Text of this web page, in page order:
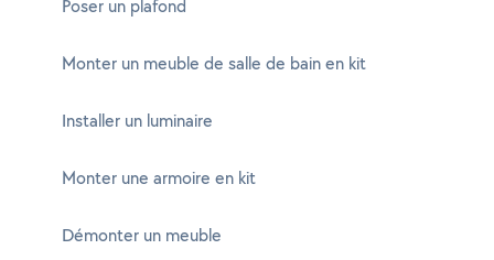
Poser un plafond
Monter un meuble de salle de bain en kit
Installer un luminaire
Monter une armoire en kit
Démonter un meuble